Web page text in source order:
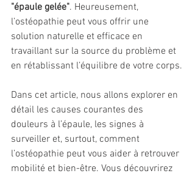
"épaule gelée". Heureusement,
l’ostéopathie peut vous offrir une
solution naturelle et efficace en
travaillant sur la source du problème et
en rétablissant l’équilibre de votre corps.
Dans cet article, nous allons explorer en
détail les causes courantes des
douleurs à l’épaule, les signes à
surveiller et, surtout, comment
l’ostéopathie peut vous aider à retrouver
mobilité et bien-être. Vous découvrirez